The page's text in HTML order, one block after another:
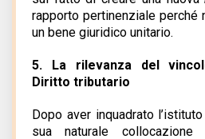
rapporto pertinenziale perché
un bene giuridico unitario.
5.
La rilevanza del
Diritto tributario
Dopo aver inquadrato
sua naturale